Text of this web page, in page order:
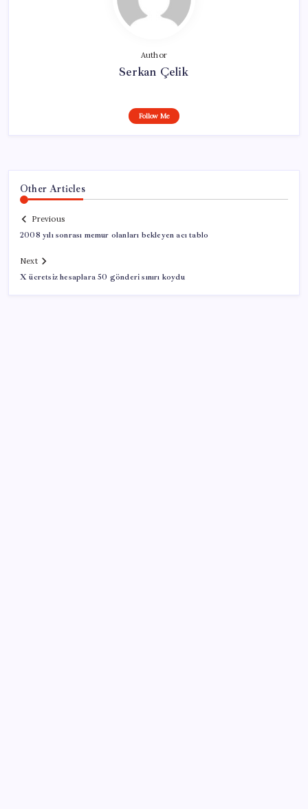
Author
Serkan Çelik
Follow Me
Other Articles
Previous
2008 yılı sonrası memur olanları bekleyen acı tablo
Next
X ücretsiz hesaplara 50 gönderi sınırı koydu